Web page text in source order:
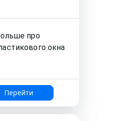
про
окна
Перейти